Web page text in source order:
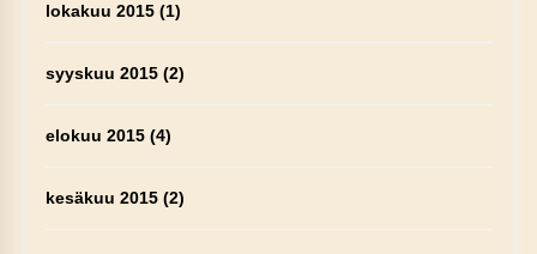
lokakuu 2015(1)
syyskuu 2015(2)
elokuu 2015(4)
kesäkuu 2015(2)